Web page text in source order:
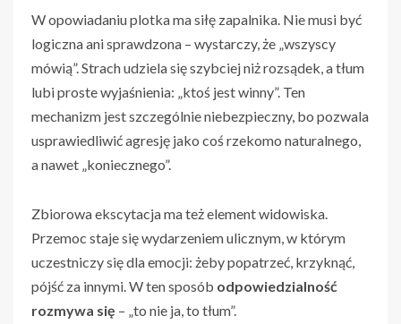
W opowiadaniu plotka ma siłę zapalnika. Nie musi być
logiczna ani sprawdzona – wystarczy, że „wszyscy
mówią”. Strach udziela się szybciej niż rozsądek, a tłum
lubi proste wyjaśnienia: „ktoś jest winny”. Ten
mechanizm jest szczególnie niebezpieczny, bo pozwala
usprawiedliwić agresję jako coś rzekomo naturalnego,
a nawet „koniecznego”.
Zbiorowa ekscytacja ma też element widowiska.
Przemoc staje się wydarzeniem ulicznym, w którym
uczestniczy się dla emocji: żeby popatrzeć, krzyknąć,
pójść za innymi. W ten sposób odpowiedzialność
rozmywa się – „to nie ja, to tłum”.